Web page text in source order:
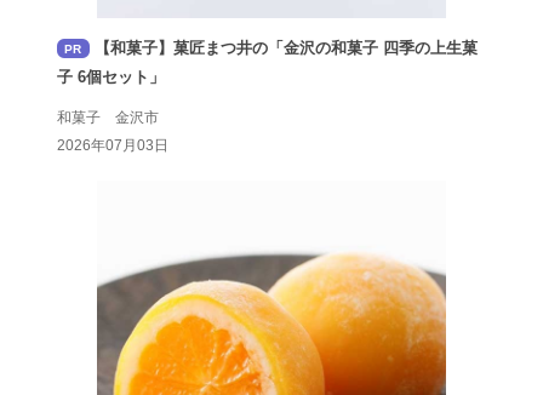
PR
【和菓子】菓匠まつ井の「金沢の和菓子 四季の上生菓
子 6個セット」
和菓子 金沢市
2026年07月03日